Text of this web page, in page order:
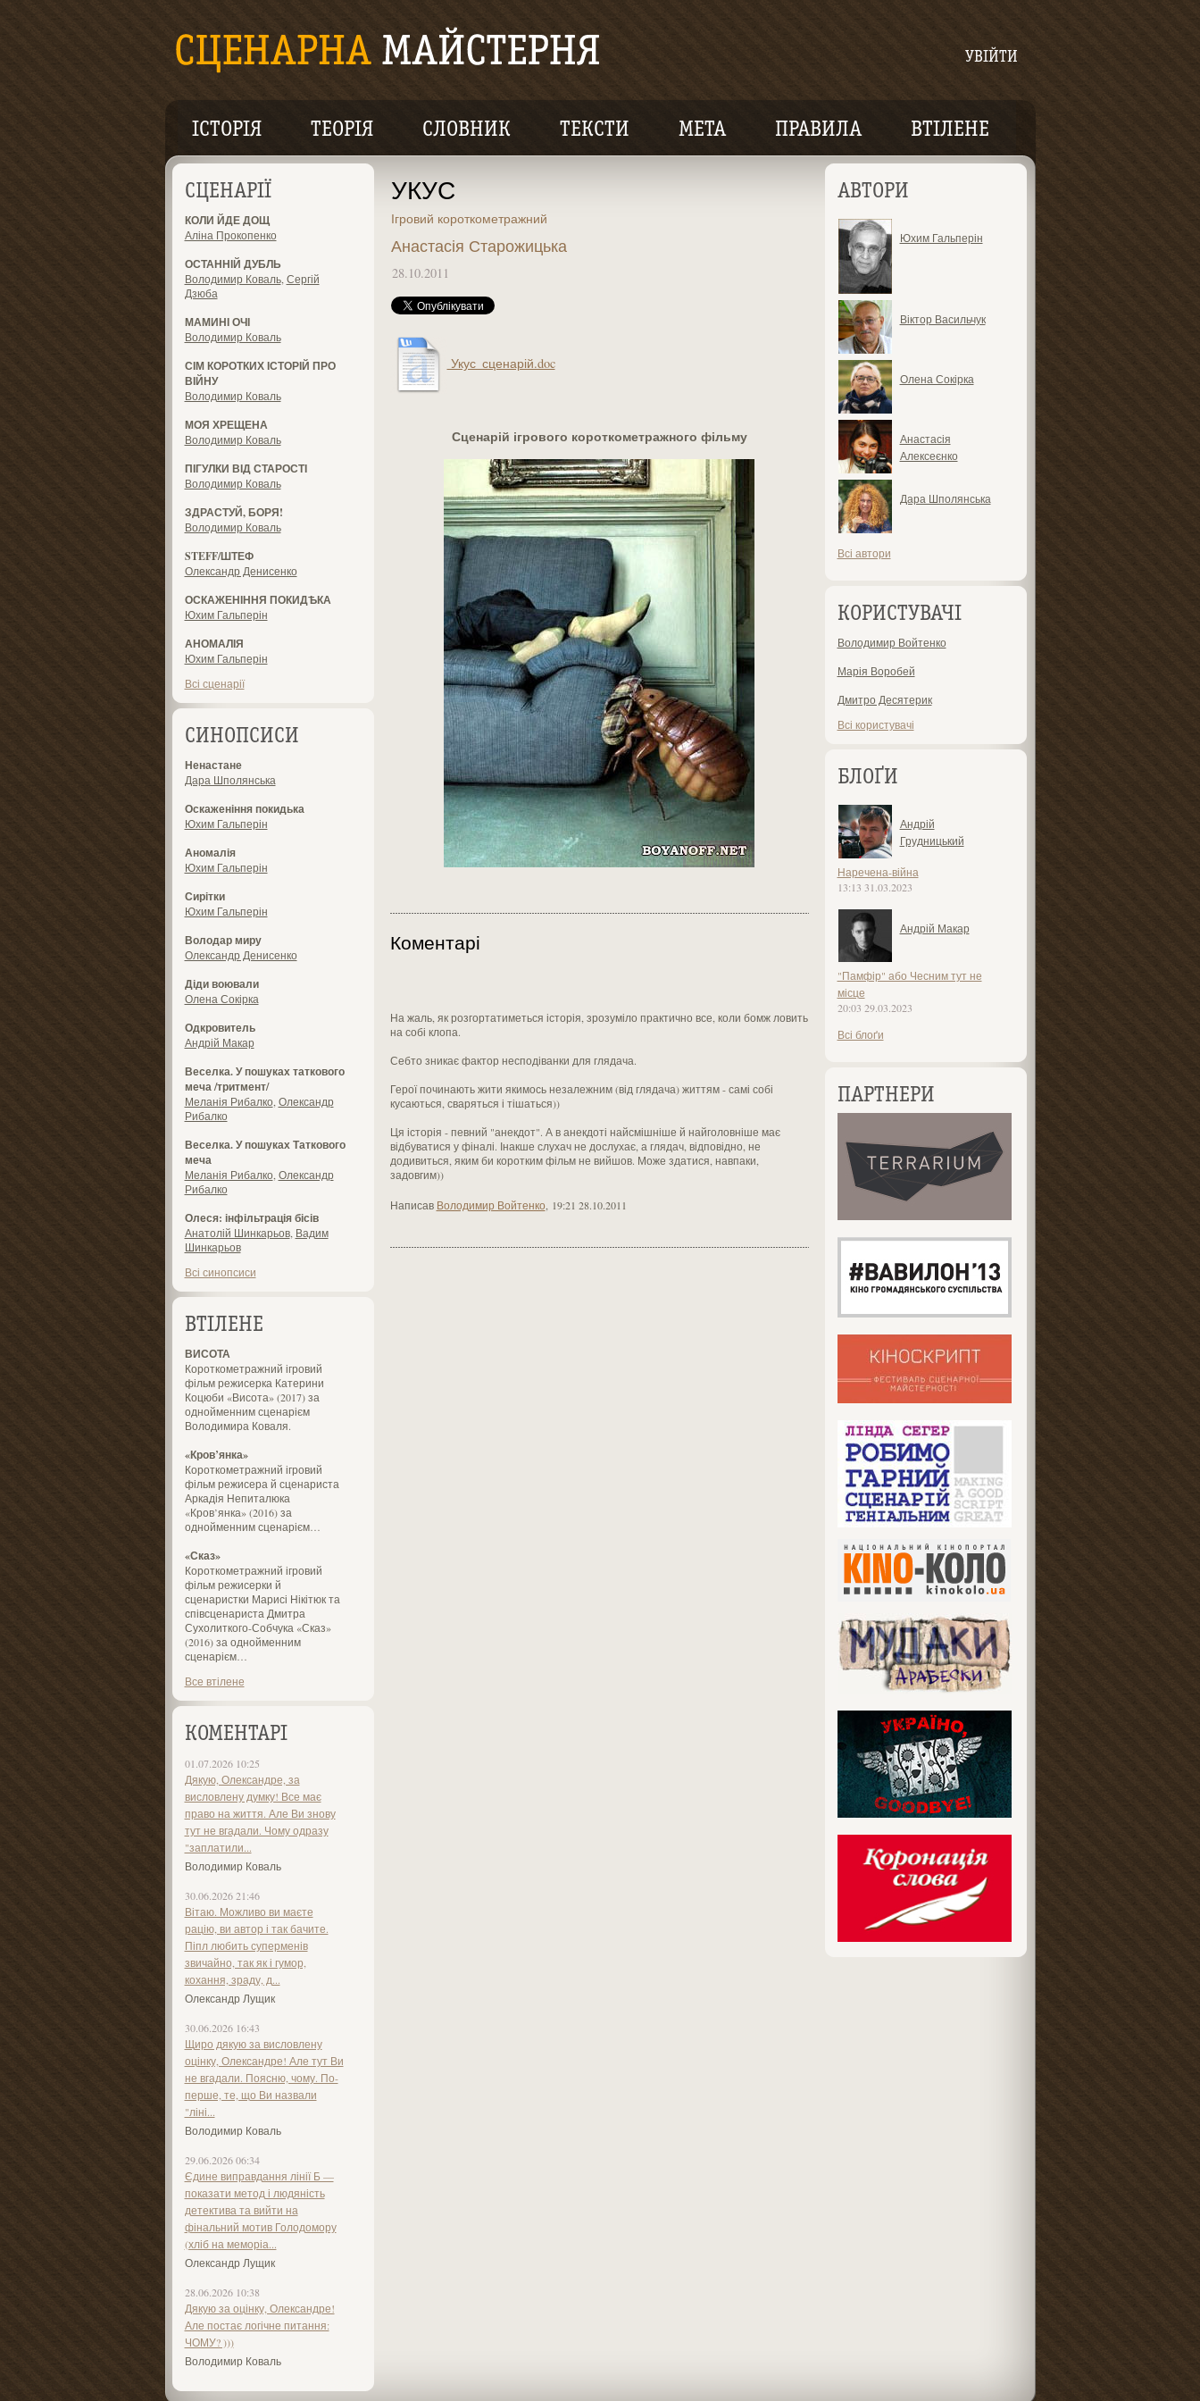
УВІЙТИ
ІСТОРІЯ ТЕОРІЯ СЛОВНИК ТЕКСТИ МЕТА ПРАВИЛА ВТІЛЕНЕ
СЦЕНАРІЇ
КОЛИ ЙДЕ ДОЩ
Аліна Прокопенко
ОСТАННІЙ ДУБЛЬ
Володимир Коваль, Сергій
Дзюба
МАМИНІ ОЧІ
Володимир Коваль
СІМ КОРОТКИХ ІСТОРІЙ ПРО
ВІЙНУ
Володимир Коваль
МОЯ ХРЕЩЕНА
Володимир Коваль
ПІГУЛКИ ВІД СТАРОСТІ
Володимир Коваль
ЗДРАСТУЙ, БОРЯ!
Володимир Коваль
STEFF/ШТЕФ
Олександр Денисенко
ОСКАЖЕНІННЯ ПОКИДѢКА
Юхим Гальперін
АНОМАЛІЯ
Юхим Гальперін
Всі сценарії
СИНОПСИСИ
Ненастане
Дара Шполянська
Оскаженіння покидька
Юхим Гальперін
Аномалія
Юхим Гальперін
Сирітки
Юхим Гальперін
Володар миру
Олександр Денисенко
Діди воювали
Олена Сокірка
Одкровитель
Андрій Макар
Веселка. У пошуках таткового
меча /тритмент/
Меланія Рибалко Олександр
Рибалко
Веселка. У пошуках Таткового
меча
Меланія Рибалко Олександр
Рибалко
Олеся: інфільтрація бісів
Анатолій Шинкарьов, Вадим
Шинкарьов
Всі синопсиси
ВТІЛЕНЕ
ВИСОТА
Короткометражний ігровий
фільм режисерка Катерини
Коцюби «Висота» (2017) за
однойменним сценарієм
Володимира Коваля.
«Кров’янка»
Короткометражний ігровий
фільм режисера й сценариста
Аркадія Непиталюка
«Кров’янка» (2016) за
однойменним сценарієм…
«Сказ»
Короткометражний ігровий
фільм режисерки й
сценаристки Марисі Нікітюк та
співсценариста Дмитра
Сухолиткого-Собчука «Сказ»
(2016) за однойменним
сценарієм…
Все втілене
КОМЕНТАРІ
01.07.2026 10:25
Дякую, Олександре, за
висловлену думку! Все має
право на життя. Але Ви знову
тут не вгадали. Чому одразу
"заплатили...
Володимир Коваль
30.06.2026 21:46
Вітаю. Можливо ви маєте
рацію, ви автор і так бачите.
Піпл любить суперменів
звичайно, так як і гумор,
кохання, зраду, д...
Олександр Лущик
30.06.2026 16:43
Щиро дякую за висловлену
оцінку, Олександре! Але тут Ви
не вгадали. Поясню, чому. По-
перше, те, що Ви назвали
"ліні...
Володимир Коваль
29.06.2026 06:34
Єдине виправдання лінії Б —
показати метод і людяність
детектива та вийти на
фінальний мотив Голодомору
(хліб на меморіа...
Олександр Лущик
28.06.2026 10:38
Дякую за оцінку, Олександре!
Але постає логічне питання:
ЧОМУ? )))
Володимир Коваль
АВТОРИ
Юхим Гальперін
Віктор Васильчук
Олена Сокірка
Анастасія
Алексеєнко
Дара Шполянська
Всі автори
КОРИСТУВАЧІ
Володимир Войтенко
Марія Воробей
Дмитро Десятерик
Всі користувачі
БЛОҐИ
Андрій
Грудницький
Наречена-війна
13:13 31.03.2023
Андрій Макар
"Памфір" або Чесним тут не
місце
20:03 29.03.2023
Всі блоґи
ПАРТНЕРИ
УКУС
Ігровий короткометражний
Анастасія Старожицька
28.10.2011
Укус_сценарій.doc
Сценарій ігрового короткометражного фільму
Коментарі
На жаль, як розгортатиметься історія, зрозуміло практично все, коли бомж ловить
на собі клопа.
Себто зникає фактор несподіванки для глядача.
Герої починають жити якимось незалежним (від глядача) життям - самі собі
кусаються, сваряться і тішаться))
Ця історія - певний "анекдот". А в анекдоті найсмішніше й найголовніше має
відбуватися у фіналі. Інакше слухач не дослухає, а глядач, відповідно, не
додивиться, яким би коротким фільм не вийшов. Може здатися, навпаки,
задовгим))
Написав Володимир Войтенко 19:21 28.10.2011